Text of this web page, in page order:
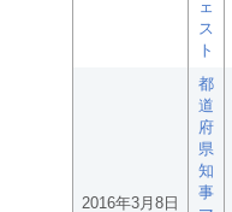
ェ
ス
ト
2016年3月8日
都
道
府
県
知
事